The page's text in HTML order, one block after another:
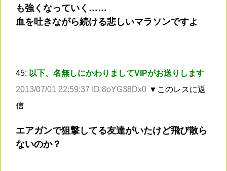
も強くなっていく……
血を吐きながら続ける悲しいマラソンですよ
45: 以下、名無しにかわりましてVIPがお送りします
2013/07/01 22:59:37 ID:8oYG38Dx0 ▼このレスに返
信
エアガンで狙撃してる友達がいたけど飛び散ら
ないのか？